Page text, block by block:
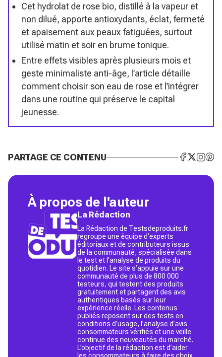
Cet hydrolat de rose bio, distillé à la vapeur et
non dilué, apporte antioxydants, éclat, fermeté
et apaisement aux peaux fatiguées, surtout
utilisé matin et soir en brume tonique.
Entre effets visibles après plusieurs mois et
geste minimaliste anti-âge, l’article détaille
comment choisir son eau de rose et l’intégrer
dans une routine qui préserve le capital
jeunesse.
PARTAGE CE CONTENU
À propos de l'auteur
La Rédaction
La Rédaction de Testsdeproduits.fr
regroupe une équipe d’experts
éditoriaux et de contributeurs issus
de la communauté, spécialisée dans
le test et l’analyse de produits du
quotidien. Le site s’appuie sur une
communauté de plus de 800 000
testeurs, qui testent des produits
gratuitement et partagent des avis
authentiques basés sur leur
expérience réelle. Les contenus
publiés reposent sur des tests en
conditions d’usage, l’analyse d’avis
consommateurs vérifiés et une veille
continue des nouveautés du marché.
L’objectif de la rédaction est d’aider
les consommateurs à faire des choix